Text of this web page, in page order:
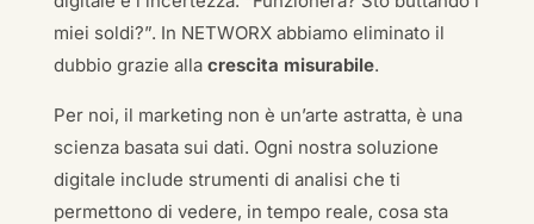
miei soldi?”. In NETWORX abbiamo eliminato il
dubbio grazie alla crescita misurabile.
Per noi, il marketing non è un’arte astratta, è una
scienza basata sui dati. Ogni nostra soluzione
digitale include strumenti di analisi che ti
permettono di vedere, in tempo reale, cosa sta